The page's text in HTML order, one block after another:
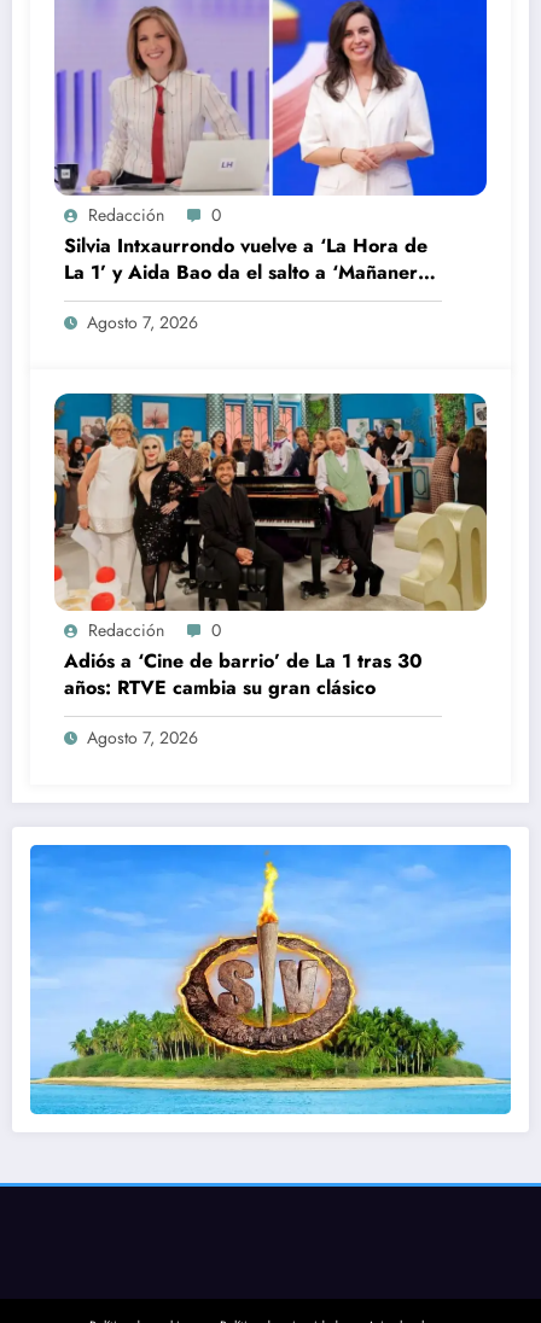
Redacción 0
Silvia Intxaurrondo vuelve a ‘La Hora de
La 1’ y Aida Bao da el salto a ‘Mañaneros
360’
Agosto 7, 2026
Redacción 0
Adiós a ‘Cine de barrio’ de La 1 tras 30
años: RTVE cambia su gran clásico
Agosto 7, 2026